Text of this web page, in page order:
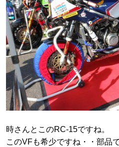
時さんとこのRC-15ですね。
このVFも希少ですね・・部品